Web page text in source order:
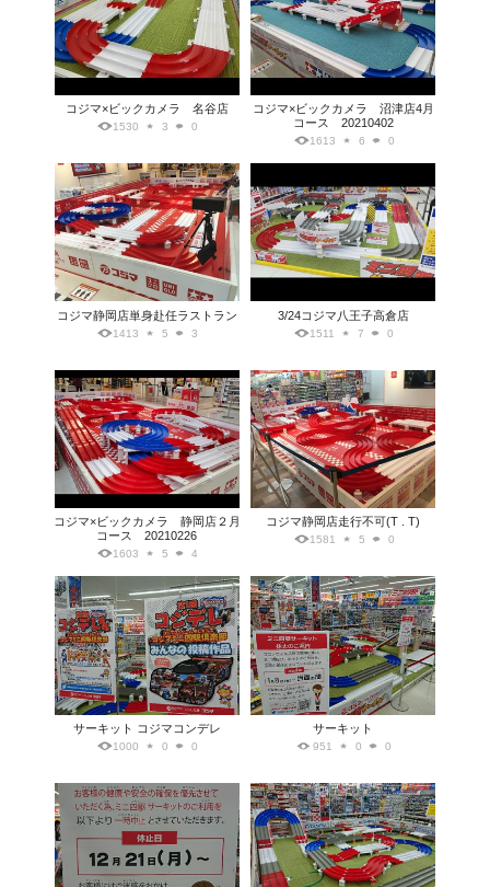
コジマ×ビックカメラ 名谷店
1530 3 0
コジマ×ビックカメラ 沼津店4月
コース 20210402
1613 6 0
コジマ静岡店単身赴任ラストラン
1413 5 3
3/24コジマ八王子高倉店
1511 7 0
コジマ×ビックカメラ 静岡店２月
コース 20210226
1603 5 4
コジマ静岡店走行不可(T . T)
1581 5 0
サーキット コジマコンデレ
1000 0 0
サーキット
951 0 0